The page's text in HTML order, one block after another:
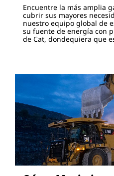
Encuentre la más amplia
cubrir sus mayores
nuestro equipo global de
su fuente de energía con
de Cat, dondequiera que